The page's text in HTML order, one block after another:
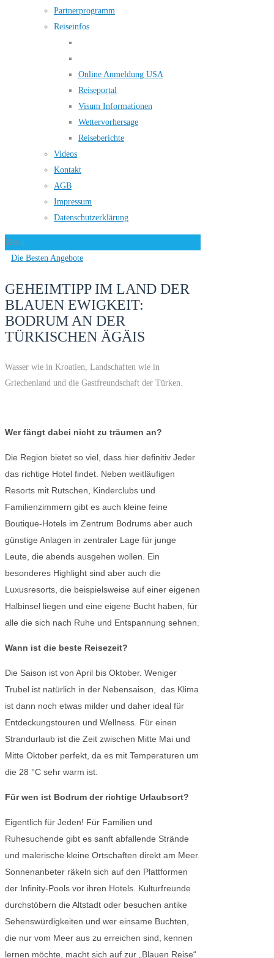
Partnerprogramm
Reiseinfos
Online Anmeldung USA
Reiseportal
Visum Informationen
Wettervorhersage
Reiseberichte
Videos
Kontakt
AGB
Impressum
Datenschutzerklärung
Menu
Die Besten Angebote
GEHEIMTIPP IM LAND DER
BLAUEN EWIGKEIT:
BODRUM AN DER
TÜRKISCHEN ÄGÄIS
Wasser wie in Kroatien, Landschaften wie in
Griechenland und die Gastfreundschaft der Türken.
Wer fängt dabei nicht zu träumen an?
Die Region bietet so viel, dass hier definitiv Jeder
das richtige Hotel findet. Neben weitläufigen
Resorts mit Rutschen, Kinderclubs und
Familienzimmern gibt es auch kleine feine
Boutique-Hotels im Zentrum Bodrums aber auch
günstige Anlagen in zentraler Lage für junge
Leute, die abends ausgehen wollen. Ein
besonderes Highlight sind aber auch die
Luxusresorts, die beispielsweise auf einer eigenen
Halbinsel liegen und eine eigene Bucht haben, für
alle die sich nach Ruhe und Entspannung sehnen.
Wann ist die beste Reisezeit?
Die Saison ist von April bis Oktober. Weniger
Trubel ist natürlich in der Nebensaison, das Klima
ist dann noch etwas milder und daher ideal für
Entdeckungstouren und Wellness. Für einen
Strandurlaub ist die Zeit zwischen Mitte Mai und
Mitte Oktober perfekt, da es mit Temperaturen um
die 28 °C sehr warm ist.
Für wen ist Bodrum der richtige Urlaubsort?
Eigentlich für Jeden! Für Familien und
Ruhesuchende gibt es sanft abfallende Strände
und malerische kleine Ortschaften direkt am Meer.
Sonnenanbeter räkeln sich auf den Plattformen
der Infinity-Pools vor ihren Hotels. Kulturfreunde
durchstöbern die Altstadt oder besuchen antike
Sehenswürdigkeiten und wer einsame Buchten,
die nur vom Meer aus zu erreichen sind, kennen
lernen möchte, macht sich auf zur „Blauen Reise“